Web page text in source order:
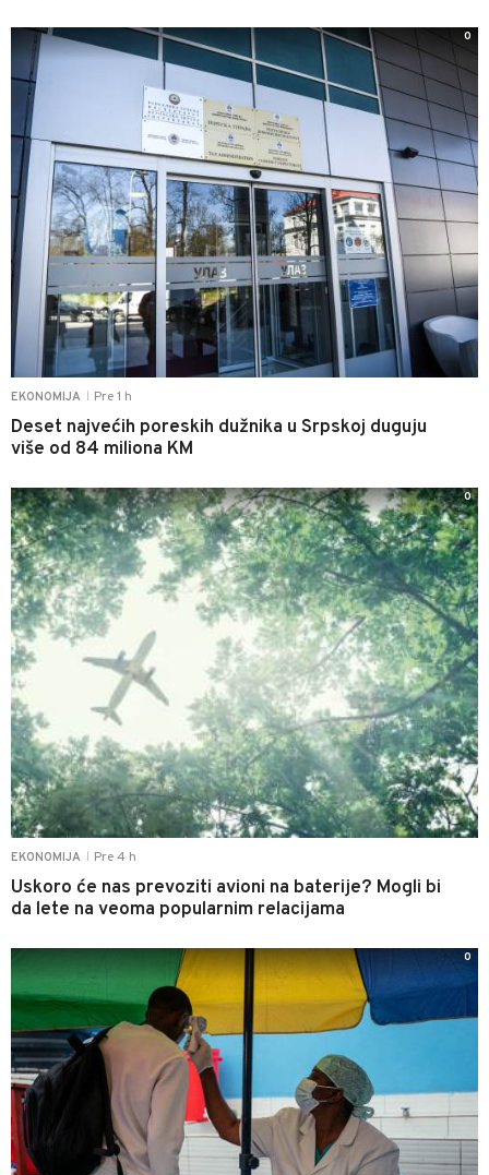
EKONOMIJA Pre 1 h
Deset najvećih poreskih dužnika u Srpskoj duguju
više od 84 miliona KM
0
EKONOMIJA Pre 4 h
Uskoro će nas prevoziti avioni na baterije? Mogli bi
da lete na veoma popularnim relacijama
0
0